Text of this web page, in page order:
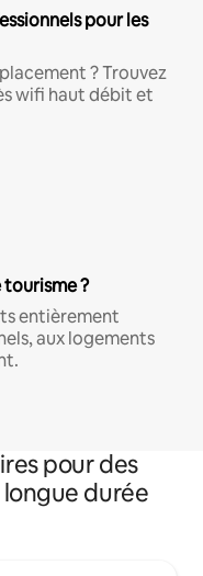
pour les
? Trouvez
wifi haut débit et
tourisme ?
entièrement
aux logements
pour des
durée